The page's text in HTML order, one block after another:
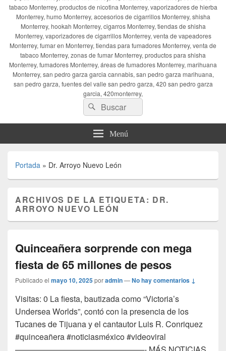
tabaco Monterrey, productos de nicotina Monterrey, vaporizadores de hierba
Monterrey, humo Monterrey, accesorios de cigarrillos Monterrey, shisha
Monterrey, hookah Monterrey, cigarros Monterrey, tiendas de shisha
Monterrey, vaporizadores de cigarrillos Monterrey, venta de vapeadores
Monterrey, fumar en Monterrey, tiendas para fumadores Monterrey, venta de
tabaco Monterrey, zonas de fumar Monterrey, productos para shisha
Monterrey, fumadores Monterrey, áreas de fumadores Monterrey, marihuana
Monterrey, san pedro garza garcia cannabis, san pedro garza marihuana,
san pedro garza, fuentes del valle san pedro garza, 420 san pedro garza
garcia, 420monterrey,
Buscar
por:
Buscar
Menú
Portada » Dr. Arroyo Nuevo León
ARCHIVOS DE LA ETIQUETA: DR.
ARROYO NUEVO LEÓN
Quinceañera sorprende con mega
fiesta de 65 millones de pesos
Publicado el mayo 10, 2025poradmin—No hay comentarios ↓
Visitas: 0 La fiesta, bautizada como “Victoria’s
Undersea Worlds”, contó con la presencia de los
Tucanes de Tijuana y el cantautor Luis R. Conriquez
#quinceañera #noticiasméxico #videoviral